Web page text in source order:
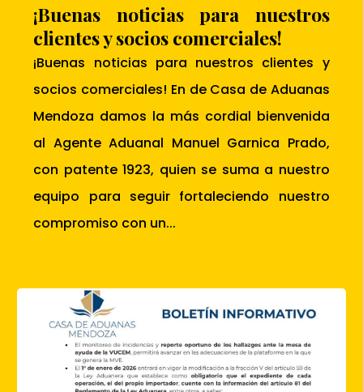
¡Buenas noticias para nuestros
clientes y socios comerciales!
¡Buenas noticias para nuestros clientes y
socios comerciales! En de Casa de Aduanas
Mendoza damos la más cordial bienvenida
al Agente Aduanal Manuel Garnica Prado,
con patente 1923, quien se suma a nuestro
equipo para seguir fortaleciendo nuestro
compromiso con un...